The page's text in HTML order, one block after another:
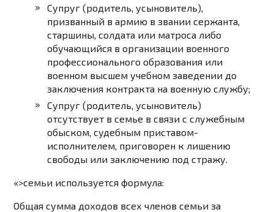
Супруг (родитель, усыновитель),
призванный в армию в звании сержанта,
старшины, солдата или матроса либо
обучающийся в организации военного
профессионального образования или
военном высшем учебном заведении до
заключения контракта на военную службу;
Супруг (родитель, усыновитель)
отсутствует в семье в связи с служебным
обыском, судебным приставом-
исполнителем, приговорен к лишению
свободы или заключению под стражу.
«>семьи используется формула:
Общая сумма доходов всех членов семьи за